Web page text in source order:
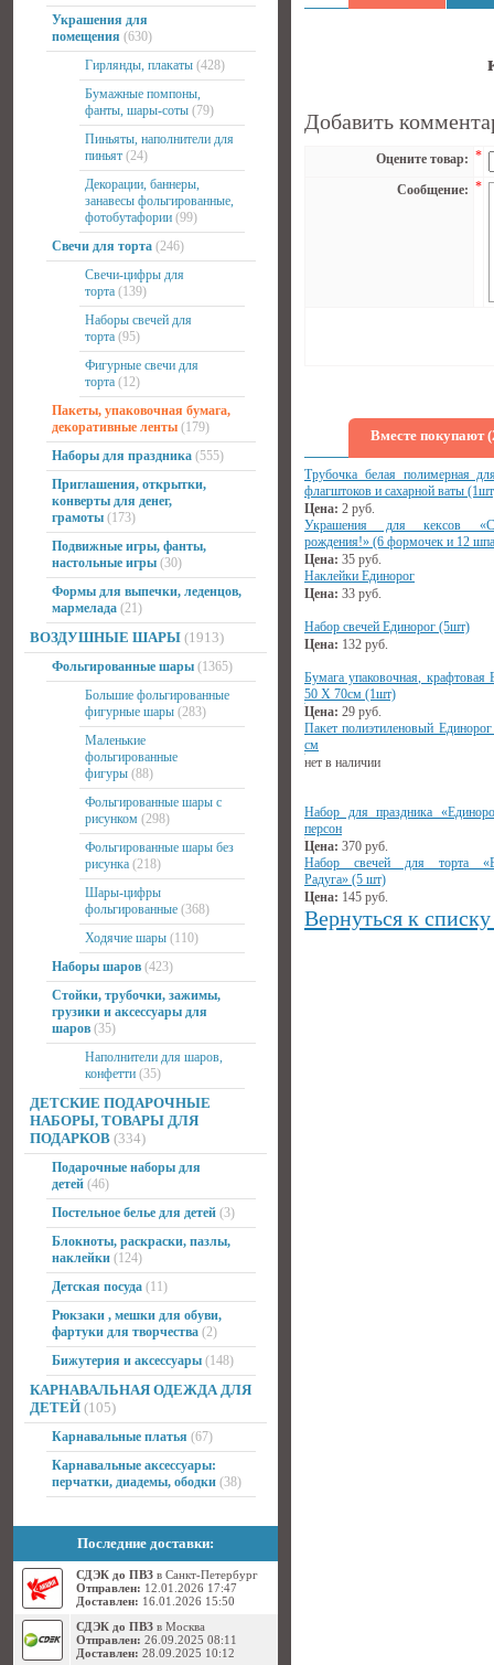
Украшения для
помещения (630)
Гирлянды, плакаты (428)
Бумажные помпоны,
фанты, шары-соты (79)
Пиньяты, наполнители для
пиньят (24)
Декорации, баннеры,
занавесы фольгированные,
фотобутафории (99)
Свечи для торта (246)
Свечи-цифры для
торта (139)
Наборы свечей для
торта (95)
Фигурные свечи для
торта (12)
Пакеты, упаковочная бумага,
декоративные ленты (179)
Наборы для праздника (555)
Приглашения, открытки,
конверты для денег,
грамоты (173)
Подвижные игры, фанты,
настольные игры (30)
Формы для выпечки, леденцов,
мармелада (21)
ВОЗДУШНЫЕ ШАРЫ (1913)
Фольгированные шары (1365)
Большие фольгированные
фигурные шары (283)
Маленькие
фольгированные
фигуры (88)
Фольгированные шары с
рисунком (298)
Фольгированные шары без
рисунка (218)
Шары-цифры
фольгированные (368)
Ходячие шары (110)
Наборы шаров (423)
Стойки, трубочки, зажимы,
грузики и аксессуары для
шаров (35)
Наполнители для шаров,
конфетти (35)
ДЕТСКИЕ ПОДАРОЧНЫЕ
НАБОРЫ, ТОВАРЫ ДЛЯ
ПОДАРКОВ (334)
Подарочные наборы для
детей (46)
Постельное белье для детей (3)
Блокноты, раскраски, пазлы,
наклейки (124)
Детская посуда (11)
Рюкзаки , мешки для обуви,
фартуки для творчества (2)
Бижутерия и аксессуары (148)
КАРНАВАЛЬНАЯ ОДЕЖДА ДЛЯ
ДЕТЕЙ (105)
Карнавальные платья (67)
Карнавальные аксессуары:
перчатки, диадемы, ободки (38)
Последние доставки:
СДЭК до ПВЗ в Санкт-Петербург
Отправлен: 12.01.2026 17:47
Доставлен: 16.01.2026 15:50
СДЭК до ПВЗ в Москва
Отправлен: 26.09.2025 08:11
Доставлен: 28.09.2025 10:12
Добавить
Оцените товар: *
Сообщение: *
Вместе покупают
Трубочка белая полимерная
флагштоков и сахарной ваты
Цена: 2 руб.
Украшения для кексов
рождения!» (6 формочек и 12
Цена: 35 руб.
Наклейки Единорог
Цена: 33 руб.
Набор свечей Единорог (5шт)
Цена: 132 руб.
Бумага упаковочная, крафтовая
50 Х 70см (1шт)
Цена: 29 руб.
Пакет полиэтиленовый
см
нет в наличии
Набор для праздника
персон
Цена: 370 руб.
Набор свечей для торта
Радуга» (5 шт)
Цена: 145 руб.
Вернуться к списку